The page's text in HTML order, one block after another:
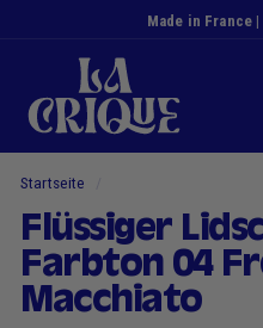
Made in France
e
B
u
c
h
t
Startseite
Flüssiger
Farbton 04
Macchiato